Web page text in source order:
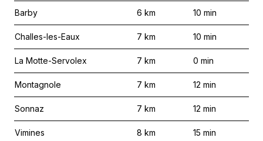
Barby 6 km 10 min
Challes-les-Eaux 7 km 10 min
La Motte-Servolex 7 km 0 min
Montagnole 7 km 12 min
Sonnaz 7 km 12 min
Vimines 8 km 15 min